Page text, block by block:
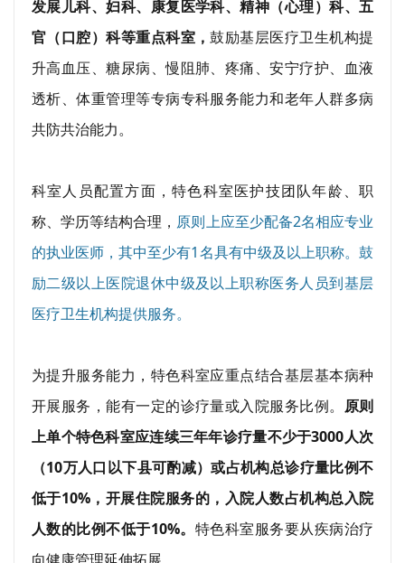
发展儿科、妇科、康复医学科、精神（心理）科、五
官（口腔）科等重点科室，鼓励基层医疗卫生机构提
升高血压、糖尿病、慢阻肺、疼痛、安宁疗护、血液
透析、体重管理等专病专科服务能力和老年人群多病
共防共治能力。
科室人员配置方面，特色科室医护技团队年龄、职
称、学历等结构合理， 原则上应至少配备2名相应专业
的执业医师，其中至少有1名具有中级及以上职称。鼓
励二级以上医院退休中级及以上职称医务人员到基层
医疗卫生机构提供服务。
为提升服务能力，特色科室应重点结合基层基本病种
开展服务，能有一定的诊疗量或入院服务比例。 原则
上单个特色科室应连续三年年诊疗量不少于3000人次
（10万人口以下县可酌减）或占机构总诊疗量比例不
低于10%，开展住院服务的，入院人数占机构总入院
人数的比例不低于10%。 特色科室服务要从疾病治疗